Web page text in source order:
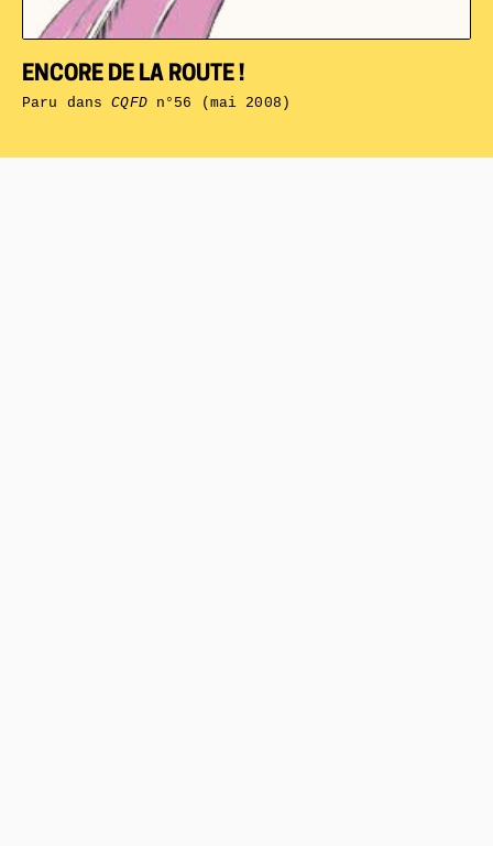
ENCORE DE LA ROUTE !
Paru dansCQFDn°56 (mai 2008)